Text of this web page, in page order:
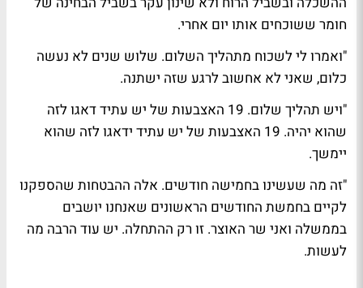
חומר ששוכחים אותו יום אחרי.
"ואמרו לי לשכוח מתהליך השלום. שלוש שנים לא נעשה
כלום, שאני לא אחשוב לרגע שזה ישתנה.
"ויש תהליך שלום. 19 האצבעות של יש עתיד דאגו לזה
שהוא יהיה. 19 האצבעות של יש עתיד ידאגו לזה שהוא
יימשך.
"זה מה שעשינו בחמישה חודשים. אלה ההבטחות שהספקנו
לקיים בחמשת החודשים הראשונים שאנחנו יושבים
בממשלה ואני שר האוצר. זו רק ההתחלה. יש עוד הרבה מה
לעשות.